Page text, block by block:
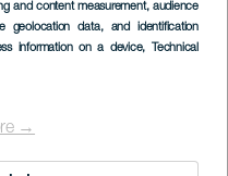
and content measurement, audience
geolocation data, and identification
information on a device, Technical
→